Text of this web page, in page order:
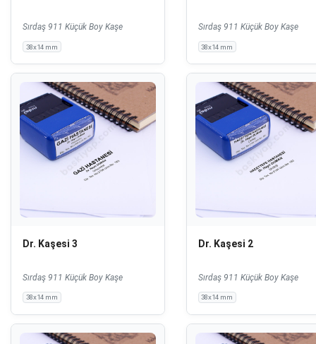
Sırdaş 911 Küçük Boy Kaşe
38x14 mm
Sırdaş 911 Küçük Boy Kaşe
38x14 mm
Dr. Kaşesi 3
Sırdaş 911 Küçük Boy Kaşe
38x14 mm
Dr. Kaşesi 2
Sırdaş 911 Küçük Boy Kaşe
38x14 mm